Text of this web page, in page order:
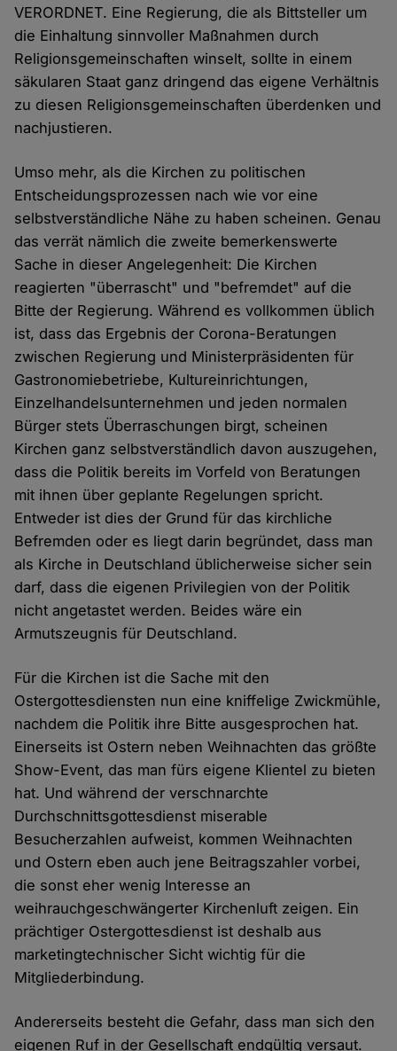
VERORDNET. Eine Regierung, die als Bittsteller um
die Einhaltung sinnvoller Maßnahmen durch
Religionsgemeinschaften winselt, sollte in einem
säkularen Staat ganz dringend das eigene Verhältnis
zu diesen Religionsgemeinschaften überdenken und
nachjustieren.
Umso mehr, als die Kirchen zu politischen
Entscheidungsprozessen nach wie vor eine
selbstverständliche Nähe zu haben scheinen. Genau
das verrät nämlich die zweite bemerkenswerte
Sache in dieser Angelegenheit: Die Kirchen
reagierten "überrascht" und "befremdet" auf die
Bitte der Regierung. Während es vollkommen üblich
ist, dass das Ergebnis der Corona-Beratungen
zwischen Regierung und Ministerpräsidenten für
Gastronomiebetriebe, Kultureinrichtungen,
Einzelhandelsunternehmen und jeden normalen
Bürger stets Überraschungen birgt, scheinen
Kirchen ganz selbstverständlich davon auszugehen,
dass die Politik bereits im Vorfeld von Beratungen
mit ihnen über geplante Regelungen spricht.
Entweder ist dies der Grund für das kirchliche
Befremden oder es liegt darin begründet, dass man
als Kirche in Deutschland üblicherweise sicher sein
darf, dass die eigenen Privilegien von der Politik
nicht angetastet werden. Beides wäre ein
Armutszeugnis für Deutschland.
Für die Kirchen ist die Sache mit den
Ostergottesdiensten nun eine kniffelige Zwickmühle,
nachdem die Politik ihre Bitte ausgesprochen hat.
Einerseits ist Ostern neben Weihnachten das größte
Show-Event, das man fürs eigene Klientel zu bieten
hat. Und während der verschnarchte
Durchschnittsgottesdienst miserable
Besucherzahlen aufweist, kommen Weihnachten
und Ostern eben auch jene Beitragszahler vorbei,
die sonst eher wenig Interesse an
weihrauchgeschwängerter Kirchenluft zeigen. Ein
prächtiger Ostergottesdienst ist deshalb aus
marketingtechnischer Sicht wichtig für die
Mitgliederbindung.
Andererseits besteht die Gefahr, dass man sich den
eigenen Ruf in der Gesellschaft endgültig versaut.